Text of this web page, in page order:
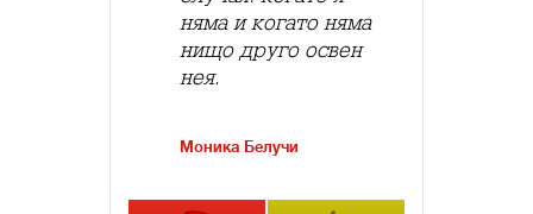
няма и когато няма
нищо друго освен
нея.
Моника Белучи